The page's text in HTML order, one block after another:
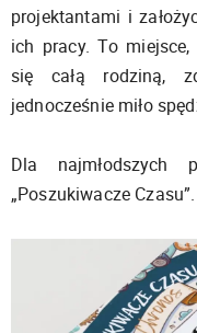
projektantami i
ich pracy. To
się całą rodziną,
jednocześnie miło
Dla najmłodszych
„Poszukiwacze Czasu”.